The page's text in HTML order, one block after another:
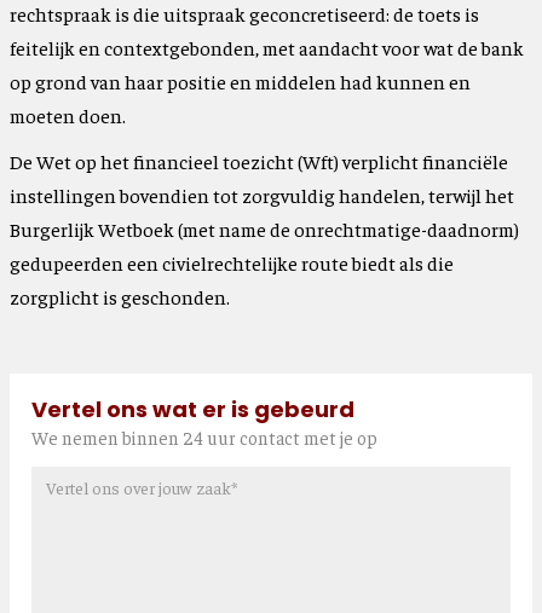
rechtspraak is die uitspraak geconcretiseerd: de toets is
feitelijk en contextgebonden, met aandacht voor wat de bank
op grond van haar positie en middelen had kunnen en
moeten doen.
De Wet op het financieel toezicht (Wft) verplicht financiële
instellingen bovendien tot zorgvuldig handelen, terwijl het
Burgerlijk Wetboek (met name de onrechtmatige-daadnorm)
gedupeerden een civielrechtelijke route biedt als die
zorgplicht is geschonden.
Vertel ons wat er is gebeurd
We nemen binnen 24 uur contact met je op